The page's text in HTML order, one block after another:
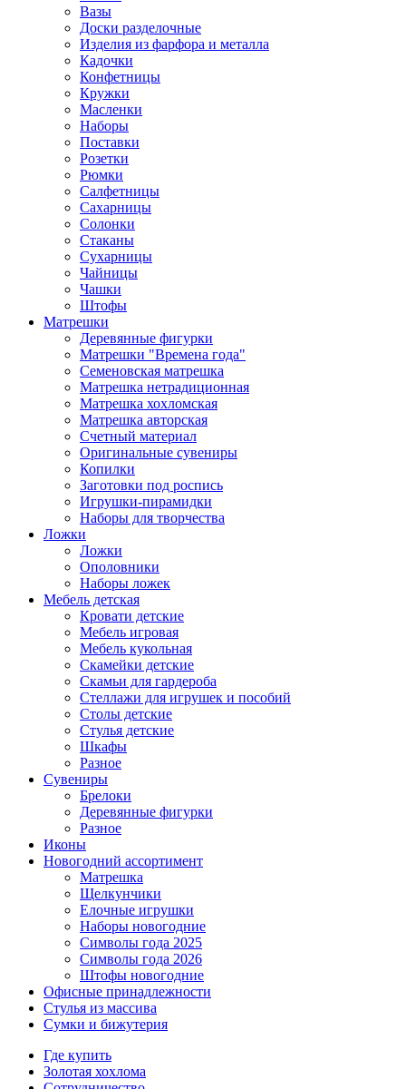
Вазы
Доски разделочные
Изделия из фарфора и металла
Кадочки
Конфетницы
Кружки
Масленки
Наборы
Поставки
Розетки
Рюмки
Салфетницы
Сахарницы
Солонки
Стаканы
Сухарницы
Чайницы
Чашки
Штофы
Матрешки
Деревянные фигурки
Матрешки "Времена года"
Семеновская матрешка
Матрешка нетрадиционная
Матрешка хохломская
Матрешка авторская
Счетный материал
Оригинальные сувениры
Копилки
Заготовки под роспись
Игрушки-пирамидки
Наборы для творчества
Ложки
Ложки
Ополовники
Наборы ложек
Мебель детская
Кровати детские
Мебель игровая
Мебель кукольная
Скамейки детские
Скамьи для гардероба
Стеллажи для игрушек и пособий
Столы детские
Стулья детские
Шкафы
Разное
Сувениры
Брелоки
Деревянные фигурки
Разное
Иконы
Новогодний ассортимент
Матрешка
Щелкунчики
Елочные игрушки
Наборы новогодние
Символы года 2025
Символы года 2026
Штофы новогодние
Офисные принадлежности
Стулья из массива
Сумки и бижутерия
Где купить
Золотая хохлома